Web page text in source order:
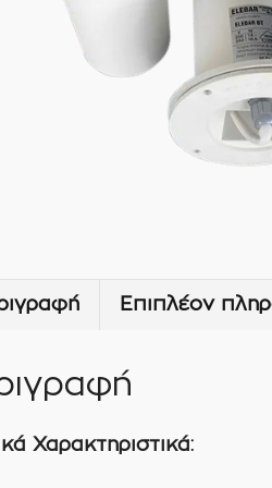
Επιπλέον
Χαρακτηριστικά: